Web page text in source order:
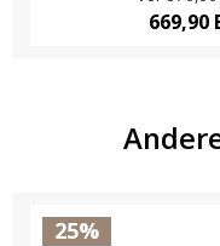
669,90
25%